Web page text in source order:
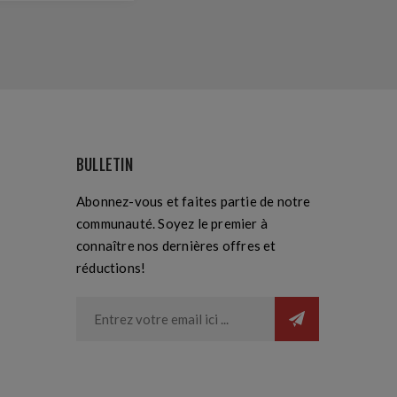
BULLETIN
Abonnez-vous et faites partie de notre
communauté. Soyez le premier à
connaître nos dernières offres et
réductions!